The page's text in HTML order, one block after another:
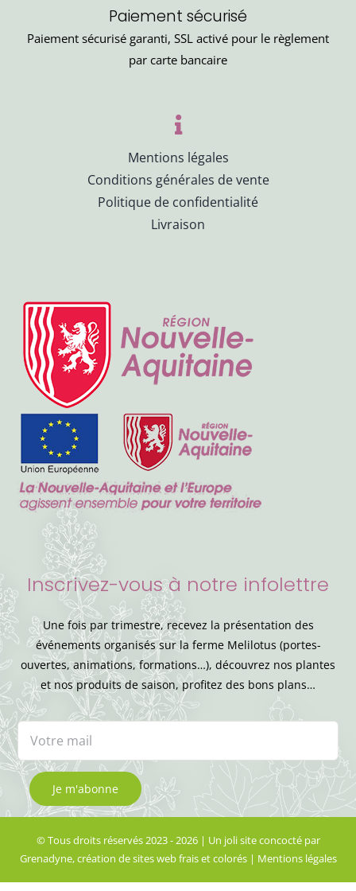
Paiement sécurisé
Paiement sécurisé garanti, SSL activé pour le règlement
par carte bancaire
Mentions légales
Conditions générales de vente
Politique de confidentialité
Livraison
Inscrivez-vous à notre infolettre
Une fois par trimestre, recevez la présentation des
événements organisés sur la ferme Melilotus (portes-
ouvertes, animations, formations…), découvrez nos plantes
et nos produits de saison, profitez des bons plans…
© Tous droits réservés 2023 - 2026 | Un joli site concocté par
Grenadyne, création de sites web frais et colorés| Mentions légales